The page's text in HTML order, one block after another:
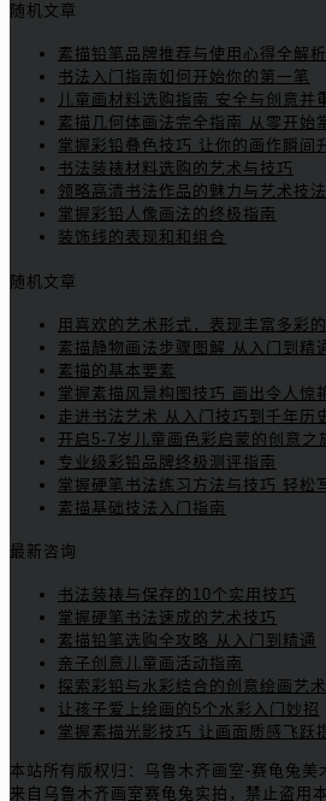
随机文章
素描铅笔品牌推荐与使用心得全解析
书法入门指南如何开始你的第一笔
儿童画材料选购指南 安全与创意并
素描几何体画法完全指南 从零开始
掌握彩铅叠色技巧 让你的画作瞬间
书法装裱材料选购的艺术与技巧
领略高清书法作品的魅力与艺术技法
掌握彩铅人像画法的终极指南
装饰线的表现和和组合
随机文章
用喜欢的艺术形式，表现丰富多彩
素描静物画法步骤图解 从入门到精
素描的基本要素
掌握素描风景构图技巧 画出令人惊
走进书法艺术 从入门技巧到千年历
开启5-7岁儿童画色彩启蒙的创意之
专业级彩铅品牌终极测评指南
掌握硬笔书法练习方法与技巧 轻松
素描基础技法入门指南
最新咨询
书法装裱与保存的10个实用技巧
掌握硬笔书法速成的艺术技巧
素描铅笔选购全攻略 从入门到精通
亲子创意儿童画活动指南
探索彩铅与水彩结合的创意绘画艺术
让孩子爱上绘画的5个水彩入门妙招
掌握素描光影技巧 让画面质感飞跃
本站所有版权归：乌鲁木齐画室-赛龟兔美
来自乌鲁木齐画室赛龟兔实拍，禁止盗用